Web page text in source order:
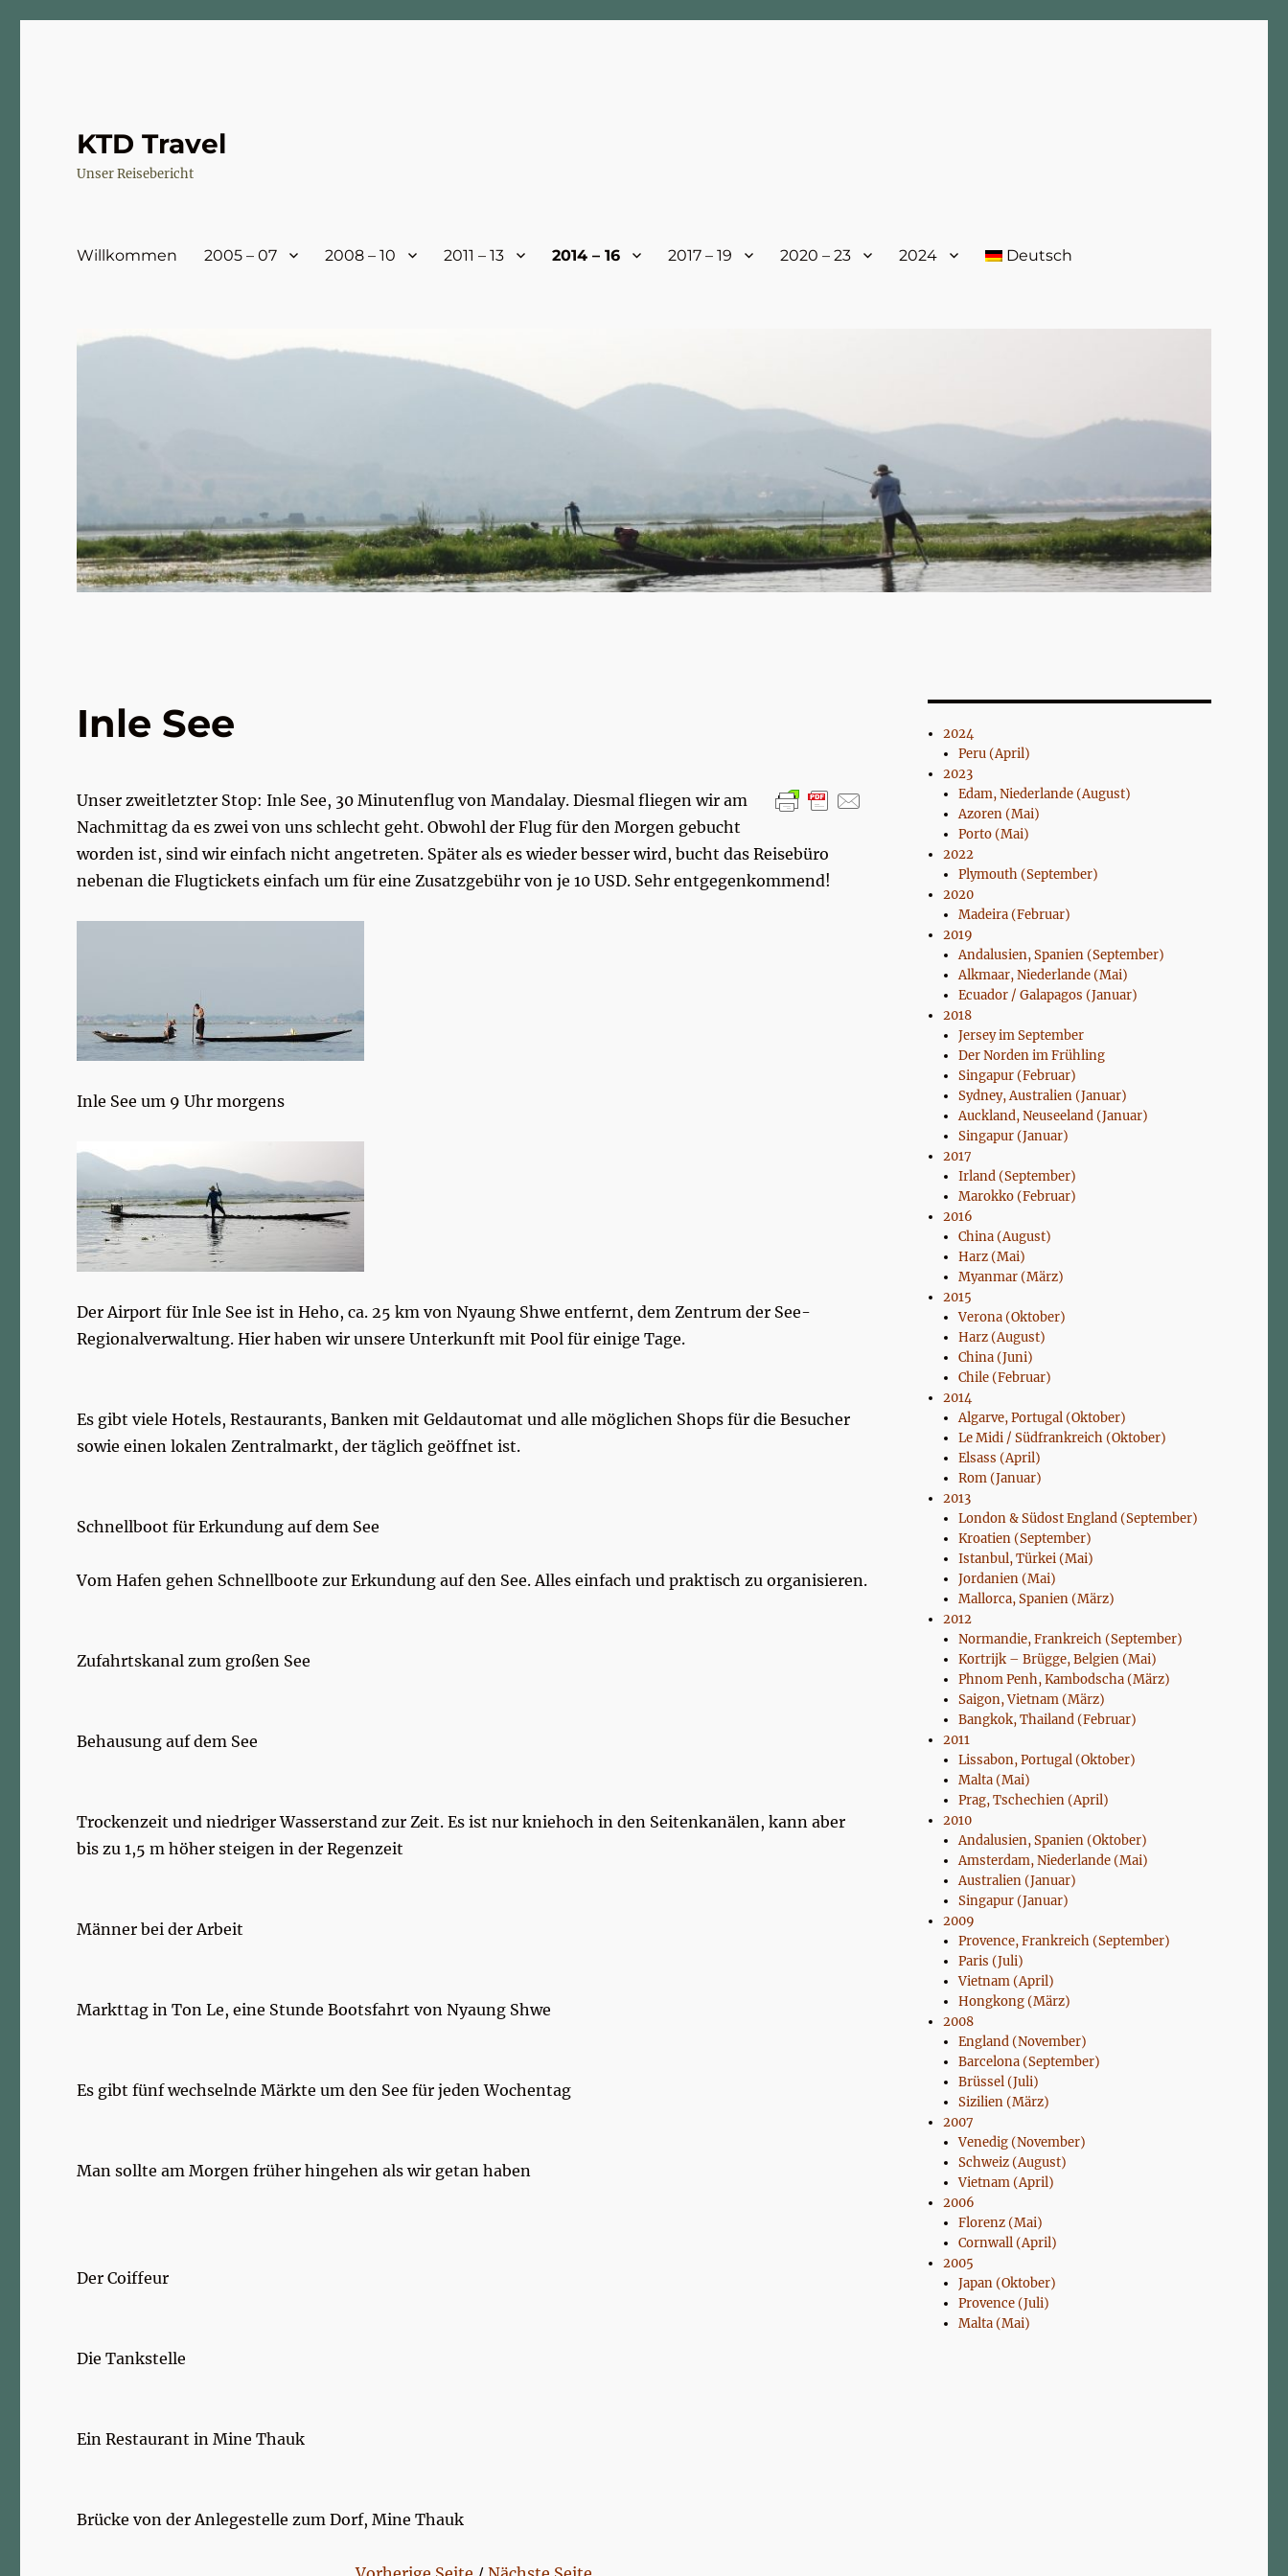
KTD Travel
Unser Reisebericht
Willkommen 2005 – 07 2008 – 10 2011 – 13 2014 – 16 2017 – 19 2020 – 23 2024 Deutsch
Inle See
Unser zweitletzter Stop: Inle See, 30 Minutenflug von Mandalay. Diesmal fliegen wir am
Nachmittag da es zwei von uns schlecht geht. Obwohl der Flug für den Morgen gebucht
worden ist, sind wir einfach nicht angetreten. Später als es wieder besser wird, bucht das Reisebüro
nebenan die Flugtickets einfach um für eine Zusatzgebühr von je 10 USD. Sehr entgegenkommend!
Inle See um 9 Uhr morgens
Der Airport für Inle See ist in Heho, ca. 25 km von Nyaung Shwe entfernt, dem Zentrum der See-
Regionalverwaltung. Hier haben wir unsere Unterkunft mit Pool für einige Tage.
Es gibt viele Hotels, Restaurants, Banken mit Geldautomat und alle möglichen Shops für die Besucher
sowie einen lokalen Zentralmarkt, der täglich geöffnet ist.
Schnellboot für Erkundung auf dem See
Vom Hafen gehen Schnellboote zur Erkundung auf den See. Alles einfach und praktisch zu organisieren.
Zufahrtskanal zum großen See
Behausung auf dem See
Trockenzeit und niedriger Wasserstand zur Zeit. Es ist nur kniehoch in den Seitenkanälen, kann aber
bis zu 1,5 m höher steigen in der Regenzeit
Männer bei der Arbeit
Markttag in Ton Le, eine Stunde Bootsfahrt von Nyaung Shwe
Es gibt fünf wechselnde Märkte um den See für jeden Wochentag
Man sollte am Morgen früher hingehen als wir getan haben
Der Coiffeur
Die Tankstelle
Ein Restaurant in Mine Thauk
Brücke von der Anlegestelle zum Dorf, Mine Thauk
2024
Peru (April)
2023
Edam, Niederlande (August)
Azoren (Mai)
Porto (Mai)
2022
Plymouth (September)
2020
Madeira (Februar)
2019
Andalusien, Spanien (September)
Alkmaar, Niederlande (Mai)
Ecuador / Galapagos (Januar)
2018
Jersey im September
Der Norden im Frühling
Singapur (Februar)
Sydney, Australien (Januar)
Auckland, Neuseeland (Januar)
Singapur (Januar)
2017
Irland (September)
Marokko (Februar)
2016
China (August)
Harz (Mai)
Myanmar (März)
2015
Verona (Oktober)
Harz (August)
China (Juni)
Chile (Februar)
2014
Algarve, Portugal (Oktober)
Le Midi / Südfrankreich (Oktober)
Elsass (April)
Rom (Januar)
2013
London & Südost England (September)
Kroatien (September)
Istanbul, Türkei (Mai)
Jordanien (Mai)
Mallorca, Spanien (März)
2012
Normandie, Frankreich (September)
Kortrijk – Brügge, Belgien (Mai)
Phnom Penh, Kambodscha (März)
Saigon, Vietnam (März)
Bangkok, Thailand (Februar)
2011
Lissabon, Portugal (Oktober)
Malta (Mai)
Prag, Tschechien (April)
2010
Andalusien, Spanien (Oktober)
Amsterdam, Niederlande (Mai)
Australien (Januar)
Singapur (Januar)
2009
Provence, Frankreich (September)
Paris (Juli)
Vietnam (April)
Hongkong (März)
2008
England (November)
Barcelona (September)
Brüssel (Juli)
Sizilien (März)
2007
Venedig (November)
Schweiz (August)
Vietnam (April)
2006
Florenz (Mai)
Cornwall (April)
2005
Japan (Oktober)
Provence (Juli)
Malta (Mai)